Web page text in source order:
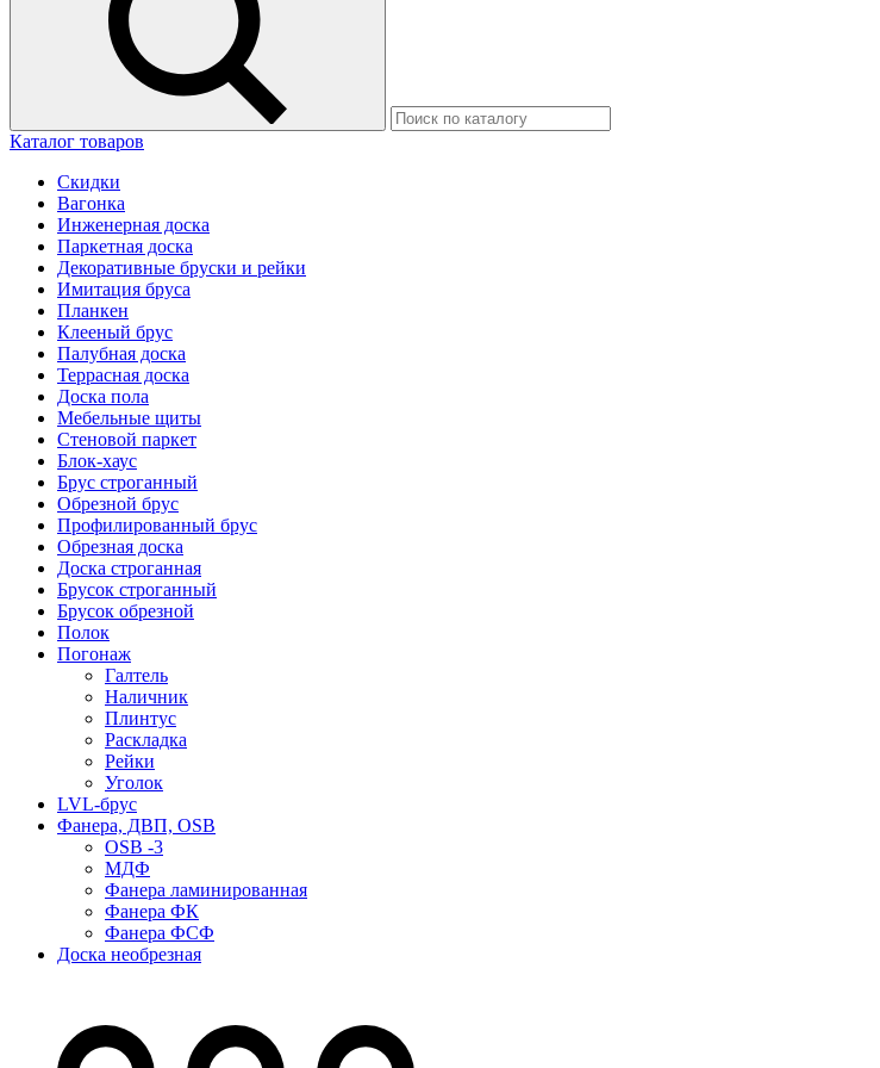
Каталог товаров
Скидки
Вагонка
Инженерная доска
Паркетная доска
Декоративные бруски и рейки
Имитация бруса
Планкен
Клееный брус
Палубная доска
Террасная доска
Доска пола
Мебельные щиты
Стеновой паркет
Блок-хаус
Брус строганный
Обрезной брус
Профилированный брус
Обрезная доска
Доска строганная
Брусок строганный
Брусок обрезной
Полок
Погонаж
Галтель
Наличник
Плинтус
Раскладка
Рейки
Уголок
LVL-брус
Фанера, ДВП, OSB
OSB -3
МДФ
Фанера ламинированная
Фанера ФК
Фанера ФСФ
Доска необрезная